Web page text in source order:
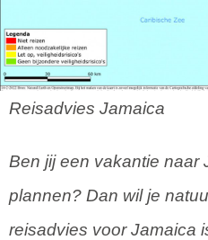
Reisadvies Jamaica
Ben jij een vakantie naar
plannen? Dan wil je
reisadvies voor Jamaica